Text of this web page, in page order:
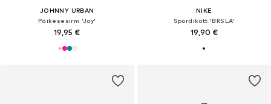
JOHNNY URBAN
Päikesesirm 'Joy'
19,95 €
NIKE
Spordikott 'BRSLA'
19,90 €